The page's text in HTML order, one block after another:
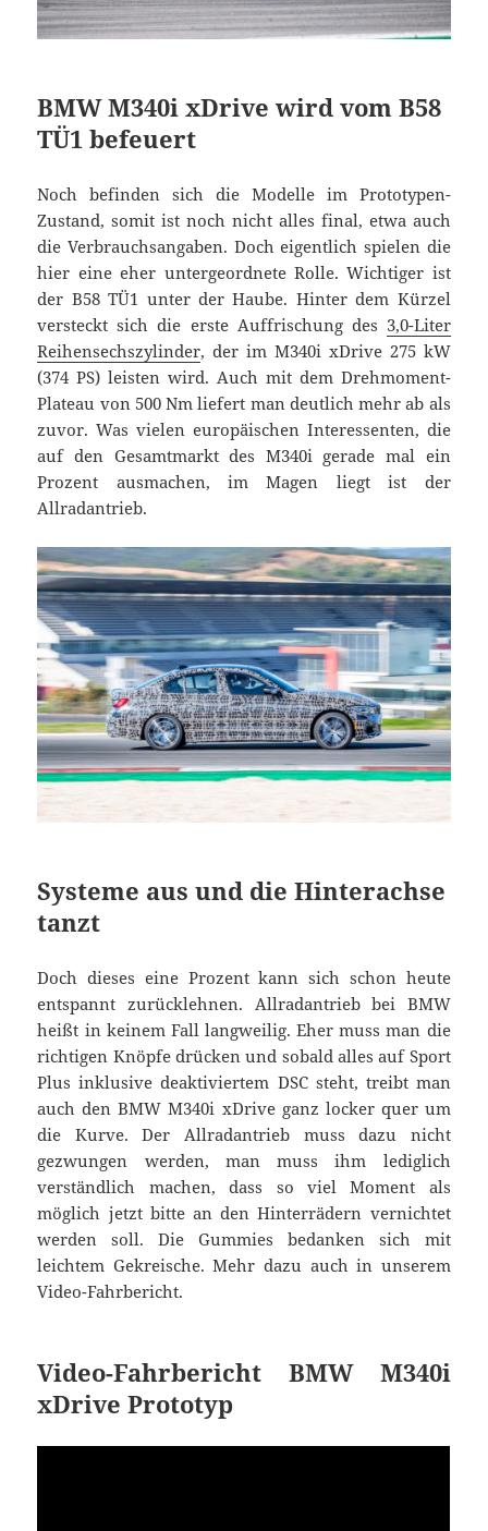
BMW M340i xDrive wird vom B58
TÜ1 befeuert
Noch befinden sich die Modelle im Prototypen-
Zustand, somit ist noch nicht alles final, etwa auch
die Verbrauchsangaben. Doch eigentlich spielen die
hier eine eher untergeordnete Rolle. Wichtiger ist
der B58 TÜ1 unter der Haube. Hinter dem Kürzel
versteckt sich die erste Auffrischung des 3,0-Liter
Reihensechszylinder, der im M340i xDrive 275 kW
(374 PS) leisten wird. Auch mit dem Drehmoment-
Plateau von 500 Nm liefert man deutlich mehr ab als
zuvor. Was vielen europäischen Interessenten, die
auf den Gesamtmarkt des M340i gerade mal ein
Prozent ausmachen, im Magen liegt ist der
Allradantrieb.
Systeme aus und die Hinterachse
tanzt
Doch dieses eine Prozent kann sich schon heute
entspannt zurücklehnen. Allradantrieb bei BMW
heißt in keinem Fall langweilig. Eher muss man die
richtigen Knöpfe drücken und sobald alles auf Sport
Plus inklusive deaktiviertem DSC steht, treibt man
auch den BMW M340i xDrive ganz locker quer um
die Kurve. Der Allradantrieb muss dazu nicht
gezwungen werden, man muss ihm lediglich
verständlich machen, dass so viel Moment als
möglich jetzt bitte an den Hinterrädern vernichtet
werden soll. Die Gummies bedanken sich mit
leichtem Gekreische. Mehr dazu auch in unserem
Video-Fahrbericht.
Video-Fahrbericht BMW M340i
xDrive Prototyp